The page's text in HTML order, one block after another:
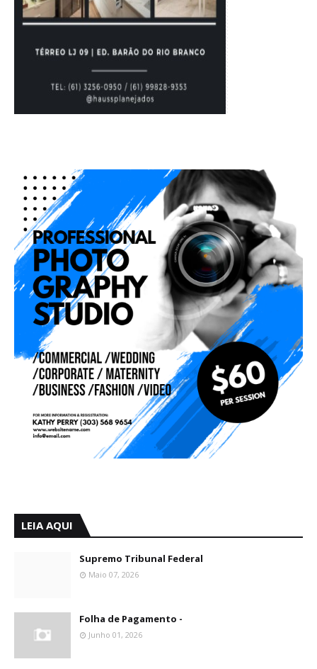
LEIA AQUI
Supremo Tribunal Federal
Maio 07, 2026
Folha de Pagamento -
Junho 01, 2026